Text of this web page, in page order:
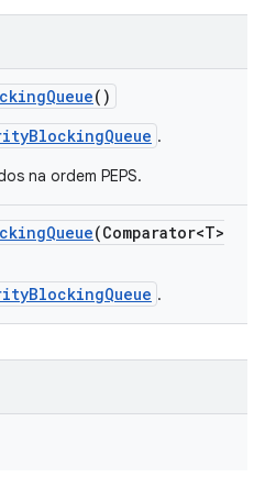
Queue()
.
na ordem PEPS.
Queue(Comparator<T>
.